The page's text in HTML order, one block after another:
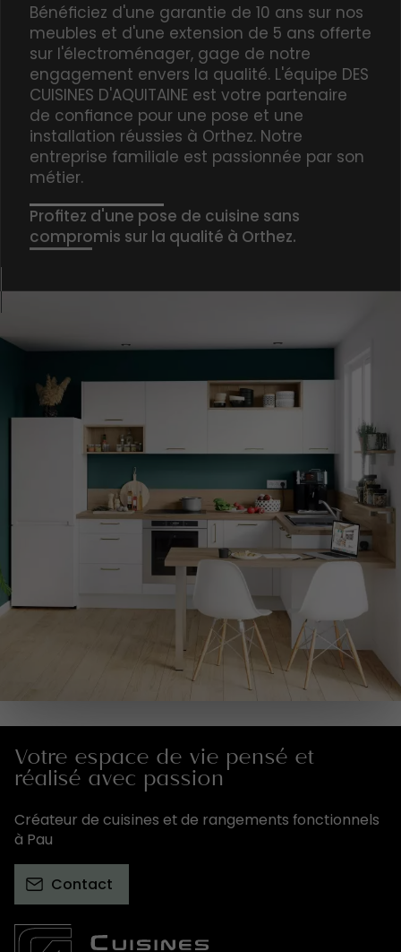
Bénéficiez d'une garantie de 10 ans sur nos
meubles et d'une extension de 5 ans offerte
sur l'électroménager, gage de notre
engagement envers la qualité. L'équipe DES
CUISINES D'AQUITAINE est votre partenaire
de confiance pour une pose et une
installation réussies à Orthez. Notre
entreprise familiale est passionnée par son
métier.
Profitez d'une pose de cuisine sans
compromis sur la qualité à Orthez.
Votre espace de vie pensé et
réalisé avec passion
Créateur de cuisines et de rangements fonctionnels
à Pau
Contact